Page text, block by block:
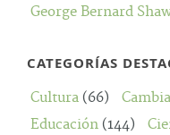
George Bernard
CATEGORÍAS
Cultura (66)
Educación (144)